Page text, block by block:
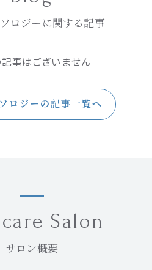
ロジーに関する記事
事はございません
ロジーの記事一覧へ
サロン概要
Salon